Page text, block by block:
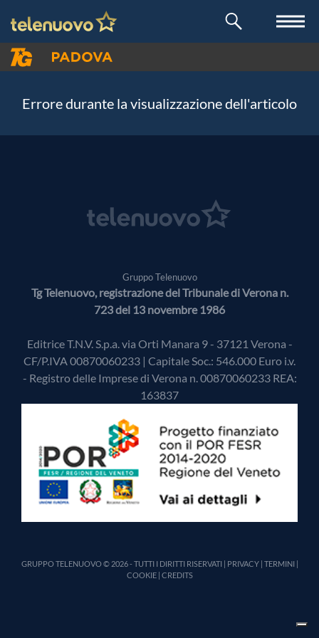
Errore durante la visualizzazione dell'articolo
Gruppo Telenuovo
Tg Telenuovo, registrazione del Tribunale di Verona n.
723 del 13 novembre 1986
Editrice T.N.V. S.p.a. via Orti Manara 9 - 37121 Verona -
CF/P.IVA 00870060233 | Capitale Soc.: 546.000 Euro i.v.
- Registro delle Imprese di Verona n. 00870060233 REA:
163837
GRUPPO TELENUOVO © 2026 - TUTTI I DIRITTI RISERVATI | PRIVACY| TERMINI|
COOKIE| CREDITS